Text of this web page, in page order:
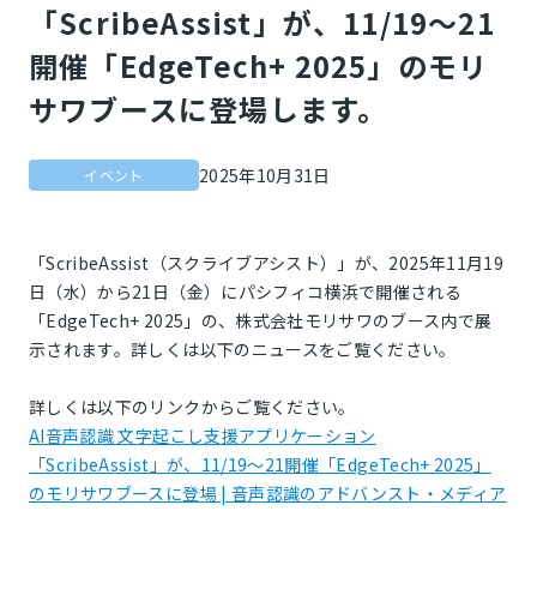
「ScribeAssist」が、11/19～21
開催「EdgeTech+ 2025」のモリ
サワブースに登場します。
イベント 2025年10月31日
「ScribeAssist（スクライブアシスト）」が、2025年11月19
日（水）から21日（金）にパシフィコ横浜で開催される
「EdgeTech+ 2025」の、株式会社モリサワのブース内で展
示されます。詳しくは以下のニュースをご覧ください。
詳しくは以下のリンクからご覧ください。
AI音声認識 文字起こし支援アプリケーション
「ScribeAssist」が、11/19～21開催「EdgeTech+ 2025」
のモリサワブースに登場 | 音声認識のアドバンスト・メディア